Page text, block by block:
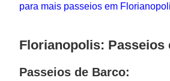
para mais passeios em
Florianopolis: Passeios
Passeios de Barco: